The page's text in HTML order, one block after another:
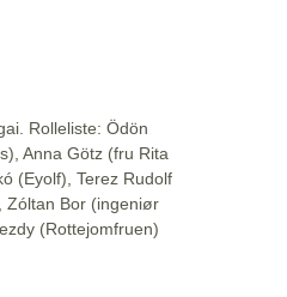
Rolleliste: Ödön
Anna Götz (fru Rita
(Eyolf), Terez Rudolf
Zóltan Bor (ingeniør
(Rottejomfruen)